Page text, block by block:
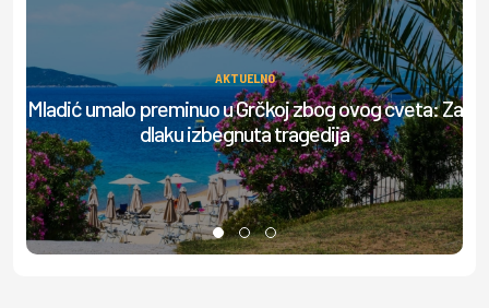
AKTUELNO
Mladić umalo preminuo u Grčkoj zbog ovog cveta: Za
dlaku izbegnuta tragedija